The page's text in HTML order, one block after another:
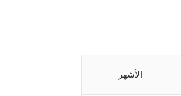
الأشهر